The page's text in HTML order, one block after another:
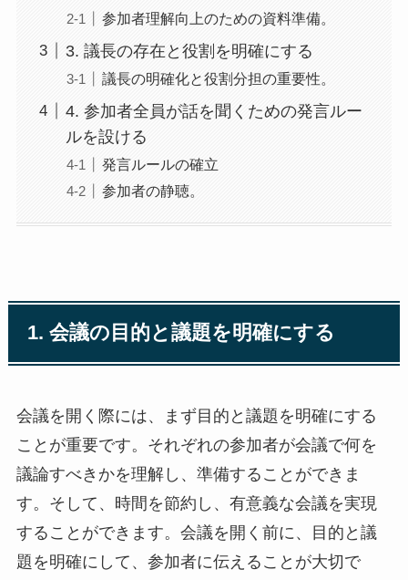
参加者理解向上のための資料準備。
3. 議長の存在と役割を明確にする
議長の明確化と役割分担の重要性。
4. 参加者全員が話を聞くための発言ルー
ルを設ける
発言ルールの確立
参加者の静聴。
1. 会議の目的と議題を明確にする
会議を開く際には、まず目的と議題を明確にする
ことが重要です。それぞれの参加者が会議で何を
議論すべきかを理解し、準備することができま
す。そして、時間を節約し、有意義な会議を実現
することができます。会議を開く前に、目的と議
題を明確にして、参加者に伝えることが大切で